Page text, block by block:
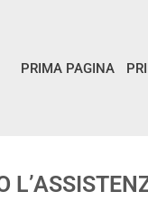
PRIMA PAGINA